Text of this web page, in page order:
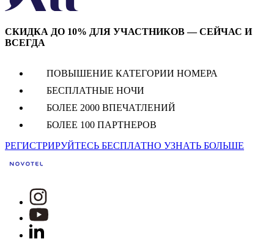
СКИДКА ДО 10% ДЛЯ УЧАСТНИКОВ — СЕЙЧАС И
ВСЕГДА
ПОВЫШЕНИЕ КАТЕГОРИИ НОМЕРА
БЕСПЛАТНЫЕ НОЧИ
БОЛЕЕ 2000 ВПЕЧАТЛЕНИЙ
БОЛЕЕ 100 ПАРТНЕРОВ
РЕГИСТРИРУЙТЕСЬ БЕСПЛАТНО УЗНАТЬ БОЛЬШЕ